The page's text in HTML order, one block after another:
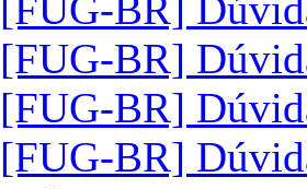
[FUG-BR]
[FUG-BR]
[FUG-BR]
[FUG-BR]